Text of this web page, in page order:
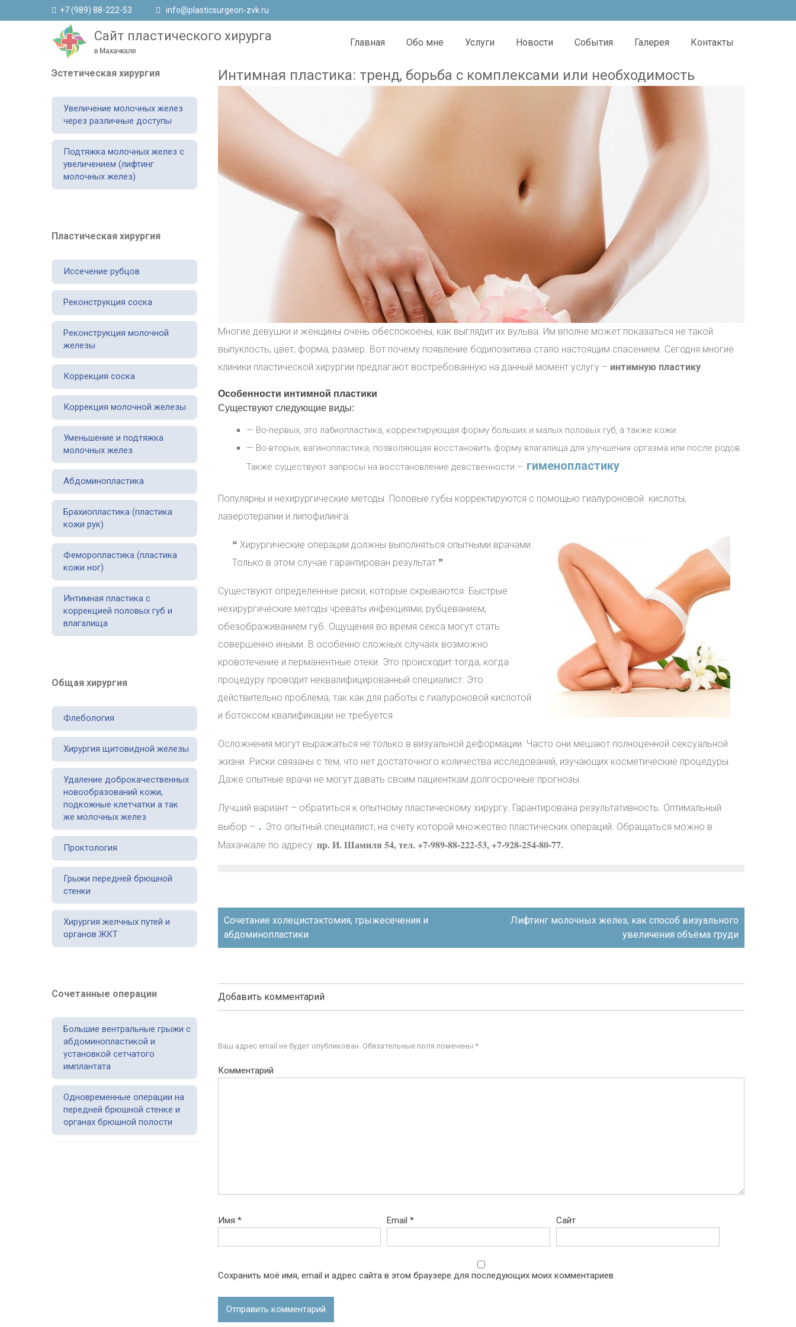
+7 (989) 88-222-53 info@plasticsurgeon-zvk.ru
Сайт пластического хирурга
в Махачкале
Главная Обо мне Услуги Новости События Галерея Контакты
Эстетическая хирургия
Увеличение молочных желез
через различные доступы
Подтяжка молочных желез с
увеличением (лифтинг
молочных желез)
Пластическая хирургия
Иссечение рубцов
Реконструкция соска
Реконструкция молочной
железы
Коррекция соска
Коррекция молочной железы
Уменьшение и подтяжка
молочных желез
Абдоминопластика
Брахиопластика (пластика
кожи рук)
Феморопластика (пластика
кожи ног)
Интимная пластика с
коррекцией половых губ и
влагалища
Общая хирургия
Флебология
Хирургия щитовидной железы
Удаление доброкачественных
новообразований кожи,
подкожные клетчатки а так
же молочных желез
Проктология
Грыжи передней брюшной
стенки
Хирургия желчных путей и
органов ЖКТ
Сочетанные операции
Большие вентральные грыжи с
абдоминопластикой и
установкой сетчатого
имплантата
Одновременные операции на
передней брюшной стенке и
органах брюшной полости
Интимная пластика: тренд, борьба с комплексами или необходимость
Многие девушки и женщины очень обеспокоены, как выглядит их вульва. Им вполне может показаться не такой
выпуклость, цвет, форма, размер. Вот почему появление бодипозитива стало настоящим спасением. Сегодня многие
клиники пластической хирургии предлагают востребованную на данный момент услугу – интимную пластику.
Особенности интимной пластики
Существуют следующие виды:
— Во-первых, это лабиопластика, корректирующая форму больших и малых половых губ, а также кожи.
— Во-вторых, вагинопластика, позволяющая восстановить форму влагалища для улучшения оргазма или после родов.
Также существуют запросы на восстановление девственности – гименопластику.
Популярны и нехирургические методы. Половые губы корректируются с помощью гиалуроновой кислоты,
лазеротерапии и липофилинга.
❝ Хирургические операции должны выполняться опытными врачами.
Только в этом случае гарантирован результат.❞
Существуют определенные риски, которые скрываются. Быстрые
нехирургические методы чреваты инфекциями, рубцеванием,
обезображиванием губ. Ощущения во время секса могут стать
совершенно иными. В особенно сложных случаях возможно
кровотечение и перманентные отеки. Это происходит тогда, когда
процедуру проводит неквалифицированный специалист. Это
действительно проблема, так как для работы с гиалуроновой кислотой
и ботоксом квалификации не требуется.
Осложнения могут выражаться не только в визуальной деформации. Часто они мешают полноценной сексуальной
жизни. Риски связаны с тем, что нет достаточного количества исследований, изучающих косметические процедуры.
Даже опытные врачи не могут давать своим пациенткам долгосрочные прогнозы.
Лучший вариант – обратиться к опытному пластическому хирургу. Гарантирована результативность. Оптимальный
выбор – . Это опытный специалист, на счету которой множество пластических операций. Обращаться можно в
Махачкале по адресу: пр. И. Шамиля 54, тел. +7-989-88-222-53, +7-928-254-80-77.
Навигация
записям
Сочетание холецистэктомия, грыжесечения и
абдоминопластики
Лифтинг молочных желез, как способ визуального
увеличения объёма груди
Добавить комментарий
Ваш адрес email не будет опубликован. Обязательные поля помечены *
Комментарий
Имя * Email* Сайт
Сохранить моё имя, email и адрес сайта в этом браузере для последующих моих комментариев.